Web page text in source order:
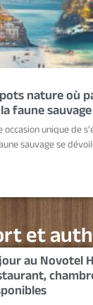
nature où
faune sauvage
unique de
sauvage se
et
au Novotel